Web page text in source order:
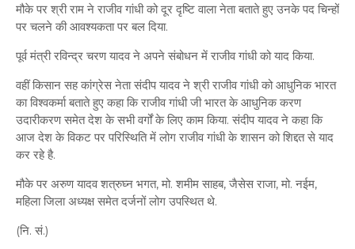
मौके पर श्री राम ने राजीव गांधी को दूर दृष्टि वाला नेता बताते हुए उनके पद चिन्हों
पर चलने की आवश्यकता पर बल दिया.
पूर्व मंत्री रविन्द्र चरण यादव ने अपने संबोधन में राजीव गांधी को याद किया.
वहीं किसान सह कांग्रेस नेता संदीप यादव ने श्री राजीव गांधी को आधुनिक भारत
का विश्वकर्मा बताते हुए कहा कि राजीव गांधी जी भारत के आधुनिक करण
उदारीकरण समेत देश के सभी वर्गों के लिए काम किया. संदीप यादव ने कहा कि
आज देश के विकट पर परिस्थिति में लोग राजीव गांधी के शासन को शिद्दत से याद
कर रहे है.
मौके पर अरुण यादव शत्रुघ्न भगत, मो. शमीम साहब, जैसेस राजा, मो. नईम,
महिला जिला अध्यक्ष समेत दर्जनों लोग उपस्थित थे.
(नि. सं.)